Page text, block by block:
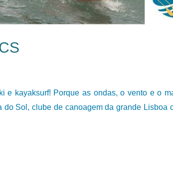
e kayaksurf! Porque as ondas, o vento e o
Sol, clube de canoagem da grande Lisboa